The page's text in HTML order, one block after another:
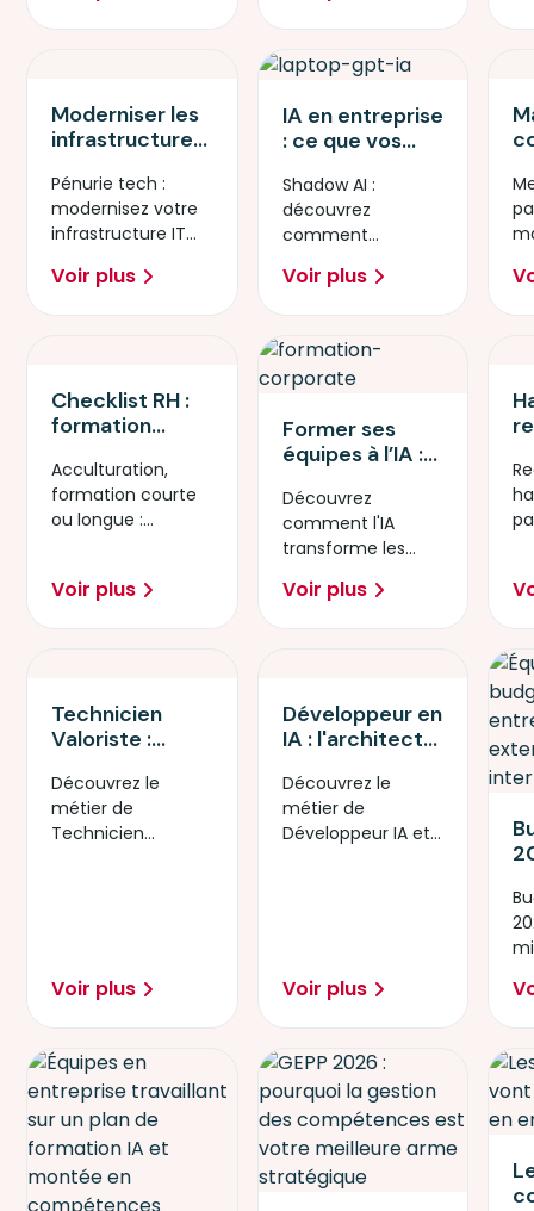
Moderniser les
infrastructures
reskilling
interne pour les
CTO et DRH
Pénurie tech :
modernisez votre
infrastructure IT
de vos équipes
Voir plus
IA en entreprise
: ce que vos
déjà en secret
(et comment
réagir)
Shadow AI :
découvrez
comment
former vos salariés
qui utilisent déjà
Voir plus
Checklist RH :
formation
ou
acculturation…
quel format
Acculturation,
formation courte
ou longue :
faire le bon choix.
Voir plus
Former ses
équipes à l’IA :
stratégique
pour les
entreprises
Découvrez
comment l'IA
transforme les
booste la
productivité.
Voir plus
Technicien
Valoriste :
à votre carrière
en réparant le
futur
Découvrez le
métier de
Technicien
Voir plus
Développeur en
IA : l'architecte
technologique
Découvrez le
métier de
Développeur IA et
Voir plus
?